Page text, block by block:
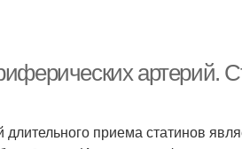
артерий.
приема статинов